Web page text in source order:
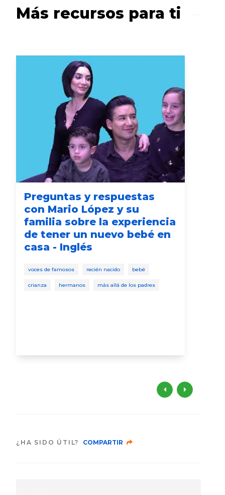
Más recursos para ti
Preguntas y respuestas
con Mario López y su
familia sobre la experiencia
de tener un nuevo bebé en
casa - Inglés
voces de famosos recién nacido bebé
crianza hermanos más allá de los padres
¿HA SIDO ÚTIL? COMPARTIR